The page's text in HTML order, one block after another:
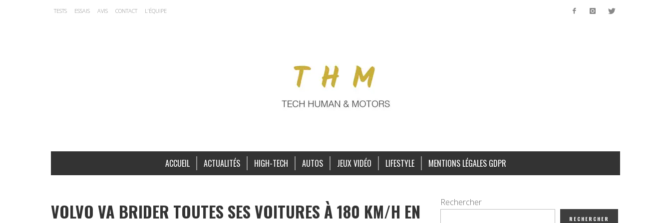
TESTS ESSAIS AVIS CONTACT L’ÉQUIPE
ACCUEIL ACTUALITÉS HIGH-TECH AUTOS JEUX VIDÉO LIFESTYLE MENTIONS LÉGALES GDPR
VOLVO VA BRIDER TOUTES SES VOITURES À 180 KM/H EN Rechercher
RECHERCHER